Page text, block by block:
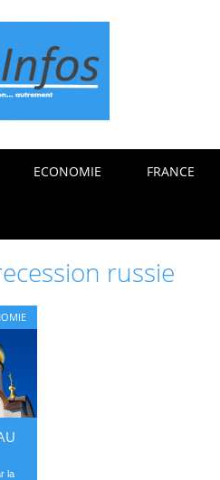
ECONOMIE FRANCE
russie
la